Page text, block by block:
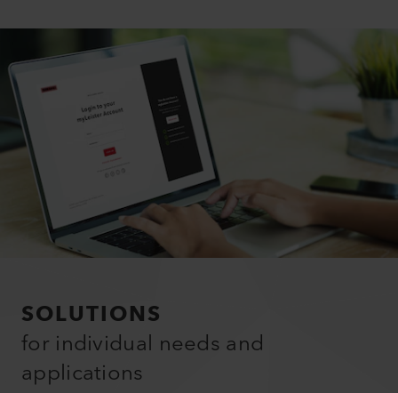
SOLUTIONS
for individual needs and
applications